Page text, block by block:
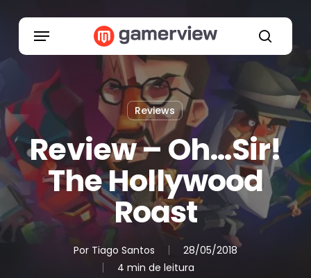
content
search
Menu
Reviews
Review – Oh…Sir!
The Hollywood
Roast
Por Tiago Santos
28/05/2018
4 min de leitura